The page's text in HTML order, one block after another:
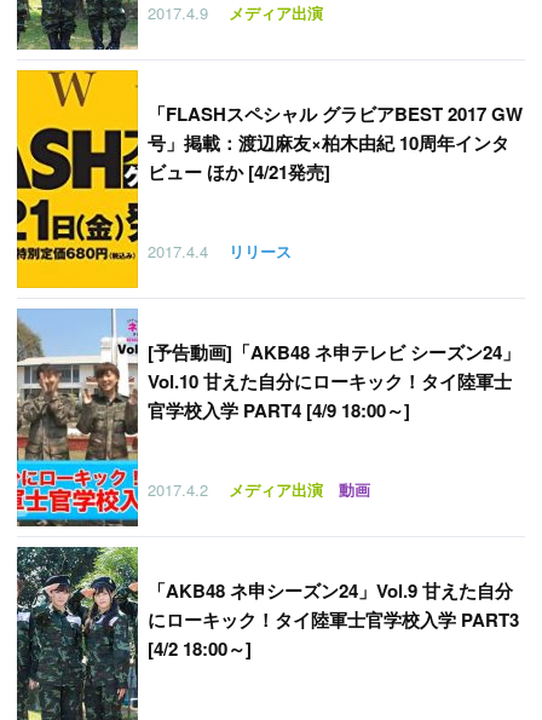
2017.4.9 メディア出演
「FLASHスペシャル グラビアBEST 2017 GW
号」掲載：渡辺麻友×柏木由紀 10周年インタ
ビュー ほか [4/21発売]
2017.4.4 リリース
[予告動画]「AKB48 ネ申テレビ シーズン24」
Vol.10 甘えた自分にローキック！タイ陸軍士
官学校入学 PART4 [4/9 18:00～]
2017.4.2 メディア出演 動画
「AKB48 ネ申シーズン24」Vol.9 甘えた自分
にローキック！タイ陸軍士官学校入学 PART3
[4/2 18:00～]